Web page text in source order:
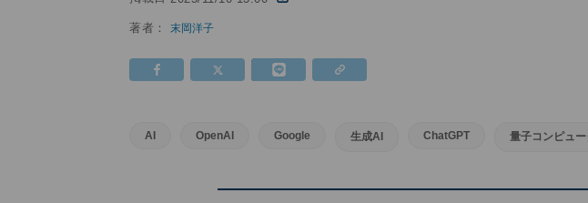
著者：末岡洋子
AI OpenAI Google 生成AI ChatGPT 量子コンピュー